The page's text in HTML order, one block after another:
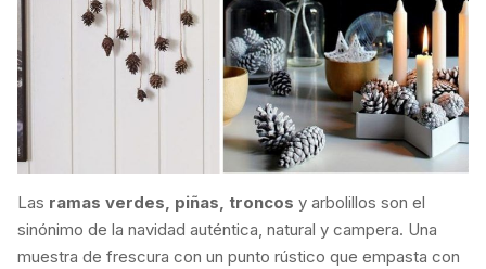
Las ramas verdes, piñas, troncos y arbolillos son el
sinónimo de la navidad auténtica, natural y campera. Una
muestra de frescura con un punto rústico que empasta con